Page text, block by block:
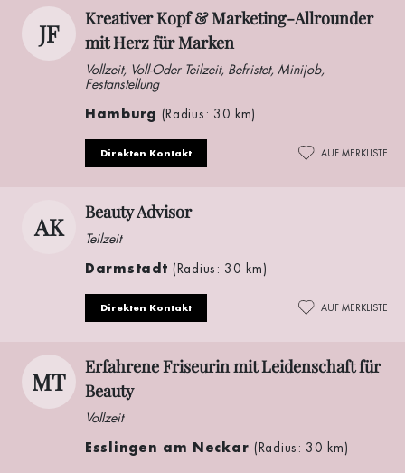
JF
Kreativer Kopf & Marketing-Allrounder
mit Herz für Marken
Vollzeit, Voll-Oder Teilzeit, Befristet, Minijob,
Festanstellung
Hamburg (Radius: 30 km)
Direkten Kontakt AUF MERKLISTE
AK
Beauty Advisor
Teilzeit
Darmstadt (Radius: 30 km)
Direkten Kontakt AUF MERKLISTE
MT
Erfahrene Friseurin mit Leidenschaft für
Beauty
Vollzeit
Esslingen am Neckar (Radius: 30 km)